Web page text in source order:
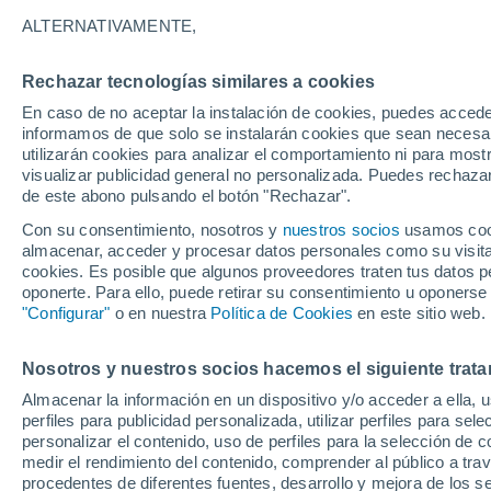
ALTERNATIVAMENTE,
Rechazar tecnologías similares a cookies
En caso de no aceptar la instalación de cookies, puedes
informamos de que solo se instalarán cookies que sean
utilizarán cookies para analizar el comportamiento ni para
visualizar publicidad general no personalizada. Puedes
de este abono pulsando el botón "Rechazar".
Con su consentimiento, nosotros y nuestros socios usamos
almacenar, acceder y procesar datos personales como su
cookies. Es posible que algunos proveedores traten tus datos
oponerte. Para ello, puede retirar su consentimiento u
"Configurar" o en nuestra Política de Cookies en este sitio web.
Nosotros y nuestros socios hacemos el siguiente
Almacenar la información en un dispositivo y/o acceder a
perfiles para publicidad personalizada, utilizar perfiles para
personalizar el contenido, uso de perfiles para la selección de
medir el rendimiento del contenido, comprender al público a
procedentes de diferentes fuentes, desarrollo y mejora de los
15°
Sensación de 15°
0.6 mm
Tiempo 1 - 7 días Radar de lluvia
Hoy
6 Ago
90%
11 mm
24° / 13°
Mañana
7 Ago
90%
13 mm
22° / 12°
Sábado
8 Ago
90%
1.2 mm
22° / 12°